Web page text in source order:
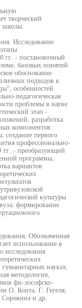
творческий
школы.
Исследование
гг. - постановочный
базовых понятий
обоснование
подходов к
особенностей
педагогическая
проблемы в науке
этап -
разработка
компонентов
создание первого
профессионально-
гг. - преобразующий
программы,
вариантов
культуры
формирование
Обозначенная
использование в
исследования
науках.
методология,
фи-лософско-
О. Конта, Г. Гегеля,
и др.